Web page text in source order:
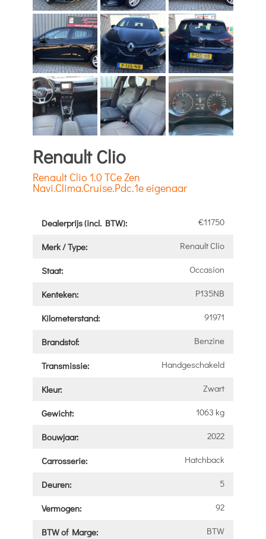
Renault Clio
Renault Clio 1.0 TCe Zen
Navi.Clima.Cruise.Pdc.1e eigenaar
Dealerprijs (incl. BTW): €11750
Merk / Type: Renault Clio
Staat: Occasion
Kenteken: P135NB
Kilometerstand: 91971
Brandstof: Benzine
Transmissie: Handgeschakeld
Kleur: Zwart
Gewicht: 1063 kg
Bouwjaar: 2022
Carrosserie: Hatchback
Deuren: 5
Vermogen: 92
BTW of Marge: BTW